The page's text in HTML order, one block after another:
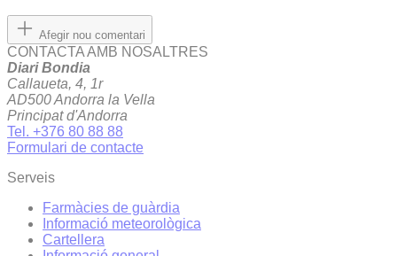
Afegir nou comentari
CONTACTA AMB NOSALTRES
Diari Bondia
Callaueta, 4, 1r
AD500 Andorra la Vella
Principat d'Andorra
Tel. +376 80 88 88
Formulari de contacte
Serveis
Farmàcies de guàrdia
Informació meteorològica
Cartellera